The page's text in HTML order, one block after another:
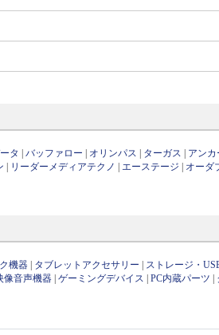
タ |バッファロー オリンパス ターガス アンカ
リーダーメディアテクノ エーステージ オーダ
機器 タブレットアクセサリー ストレージ・
像音声機器 |ゲーミングデバイス |PC内蔵パーツ